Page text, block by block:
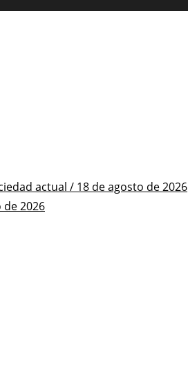
actual / 18 de agosto de 2026
2026